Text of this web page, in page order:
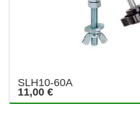
SLH10-60A
11,00 €